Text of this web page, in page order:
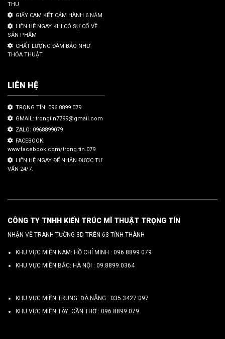
THU
GIẤY CAM KẾT CẢM HÀNH 6 NĂM
LIÊN HỆ NGAY KHI CÓ SỰ CỐ VỀ
SẢN PHẨM
CHẤT LƯỢNG ĐÀM BẢO NHƯ
THỎA THUẬT
LIÊN HỆ
TRỌNG TÍN: 096.8899.079
GMAIL: trongtin7799@gmail.com
ZALO: 0968899079
FACEBOOK:
www.facebook.com/trong.tin.079
LIÊN HỆ NGAY ĐỂ NHẬN ĐƯỢC TƯ
VẤN 24/7.
CÔNG TY TNHH KIẾN TRÚC MĨ THUẬT TRỌNG TÍN
NHẬN VẼ TRANH TƯỜNG 3D TRÊN 63 TỈNH THÀNH
KHU VỰC MIỀN NAM: HỒ CHÍ MINH : 096 8899 079
KHU VỰC MIỀN BẮC: HÀ NỘI : 09.8899.0364
KHU VỰC MIỀN TRUNG: ĐÀ NẴNG : 035.3427.097
KHU VỰC MIỀN TÂY: CẦN THƠ : 096.8899.079